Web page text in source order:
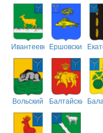
ИвантеевскийЕршовский
Вольский Балтайский